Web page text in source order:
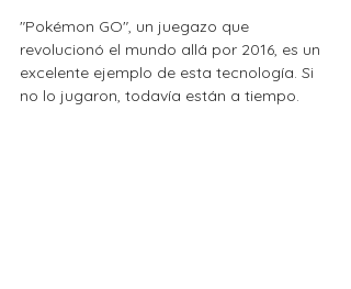
"Pokémon GO", un juegazo que
revolucionó el mundo allá por 2016, es un
excelente ejemplo de esta tecnología. Si
no lo jugaron, todavía están a tiempo.